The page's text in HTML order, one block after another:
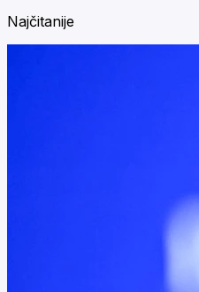
Najčitanije